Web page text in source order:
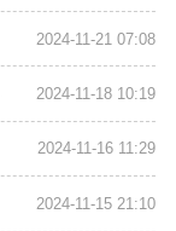
2024-11-21 07:08
2024-11-18 10:19
2024-11-16 11:29
2024-11-15 21:10